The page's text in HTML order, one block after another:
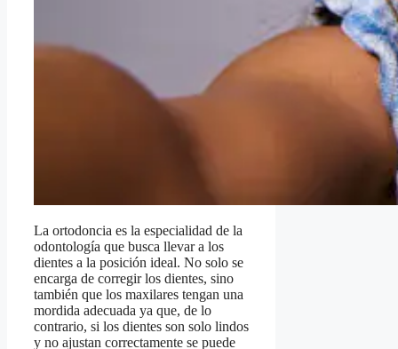
La ortodoncia es la especialidad de la
odontología que busca llevar a los
dientes a la posición ideal. No solo se
encarga de corregir los dientes, sino
también que los maxilares tengan una
mordida adecuada ya que, de lo
contrario, si los dientes son solo lindos
y no ajustan correctamente se puede